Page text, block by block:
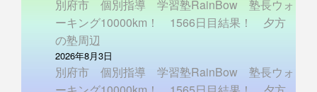
別府市 個別指導 学習塾RainBow 塾長ウォ
ーキング10000km！ 1566日目結果！ 夕方
の塾周辺
2026年8月3日
別府市 個別指導 学習塾RainBow 塾長ウォ